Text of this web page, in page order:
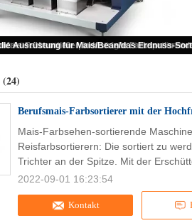
(24)
Berufsmais-Farbsortierer mit der
Kontakt
Mais-Farbsehen-sortierende
Reisfarbsortierern: Die sortiert zu
Trichter an der Spitze. Mit der
2022-09-01 16:23:54